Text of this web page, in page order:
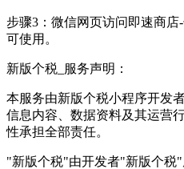
步骤3：微信网页访问即速商
可使用。
新版个税_服务声明：
本服务由新版个税小程序开发
信息内容、数据资料及其运营
性承担全部责任。
"新版个税"由开发者"新版个税